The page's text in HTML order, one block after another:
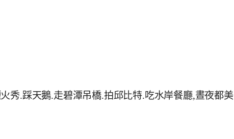
秀.踩天鵝.走碧潭吊橋.拍邱比特.吃水岸餐廳,晝夜都美